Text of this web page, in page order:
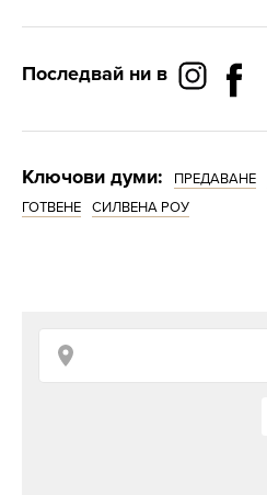
Последвай ни в
Ключови думи: ПРЕДАВАНЕ
ГОТВЕНЕ
СИЛВЕНА РОУ